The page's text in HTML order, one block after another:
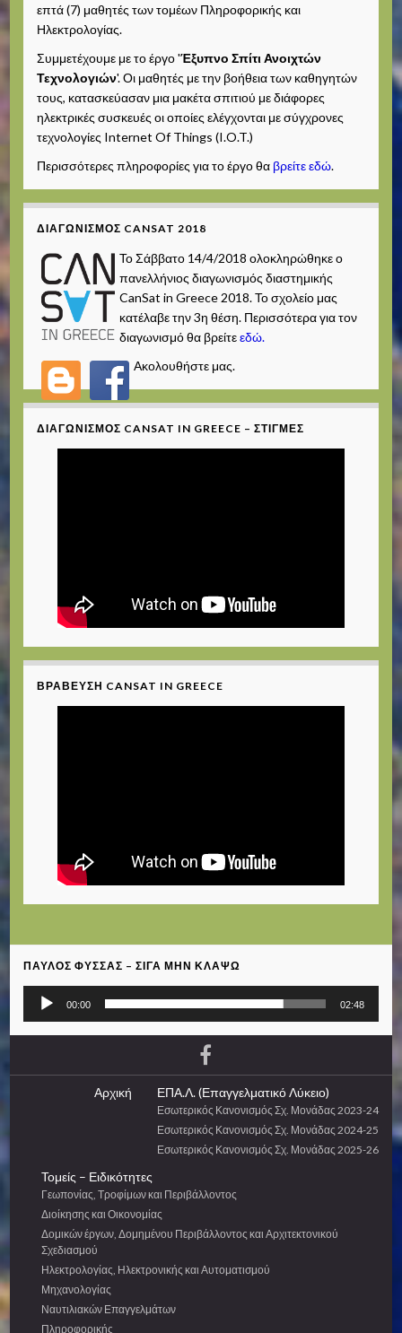
επτά (7) μαθητές των τομέων Πληροφορικής και
Ηλεκτρολογίας.
Συμμετέχουμε με το έργο 'Έξυπνο Σπίτι Ανοιχτών
Τεχνολογιών'. Οι μαθητές με την βοήθεια των καθηγητών
τους, κατασκεύασαν μια μακέτα σπιτιού με διάφορες
ηλεκτρικές συσκευές οι οποίες ελέγχονται με σύγχρονες
τεχνολογίες Internet Of Things (I.O.T.)
Περισσότερες πληροφορίες για το έργο θα βρείτε εδώ.
ΔΙΑΓΩΝΙΣΜΌΣ CANSAT 2018
Το Σάββατο 14/4/2018 ολοκληρώθηκε ο
πανελλήνιος διαγωνισμός διαστημικής
CanSat in Greece 2018. Το σχολείο μας
κατέλαβε την 3η θέση. Περισσότερα για τον
διαγωνισμό θα βρείτεεδώ.
Ακολουθήστε μας.
ΔΙΑΓΩΝΙΣΜΌΣ CANSAT IN GREECE – ΣΤΙΓΜΈΣ
ΒΡΆΒΕΥΣΗ CANSAT IN GREECE
ΠΑΎΛΟΣ ΦΎΣΣΑΣ – ΣΙΓΆ ΜΗΝ ΚΛΆΨΩ
Πρόγραμμα
Ήχου
00:00 02:48
Αρχική ΕΠΑ.Λ. (Επαγγελματικό Λύκειο)
Εσωτερικός Κανονισμός Σχ. Μονάδας 2023-24
Εσωτερικός Κανονισμός Σχ. Μονάδας 2024-25
Εσωτερικός Κανονισμός Σχ. Μονάδας 2025-26
Τομείς – Ειδικότητες
Γεωπονίας, Τροφίμων και Περιβάλλοντος
Διοίκησης και Οικονομίας
Δομικών έργων, Δομημένου Περιβάλλοντος και Αρχιτεκτονικού
Σχεδιασμού
Ηλεκτρολογίας, Ηλεκτρονικής και Αυτοματισμού
Μηχανολογίας
Ναυτιλιακών Επαγγελμάτων
Πληροφορικής